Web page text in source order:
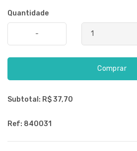
Quantidade
-
Comprar
Subtotal: R$37,70
Ref: 840031